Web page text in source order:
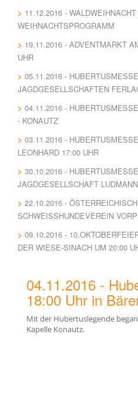
11.12.2016 -
WEIHNACHTSPROGRAMM
19.11.2016 - ADVENTMARKT
UHR
05.11.2016 -
AGDGESELLSCHAFTEN
04.11.2016 -
- KONAUTZ
03.11.2016 -
LEONHARD 17:00 UHR
30.10.2016 -
JAGDGESELLSCHAFT
22.10.2016 -
SCHWEISSHUNDEVEREIN
09.10.2016 -
DER WIESE-SINACH UM 20:00
04.11.2016 -
18:00 Uhr in
Mit der Hubertuslegende
Kapelle Konautz.